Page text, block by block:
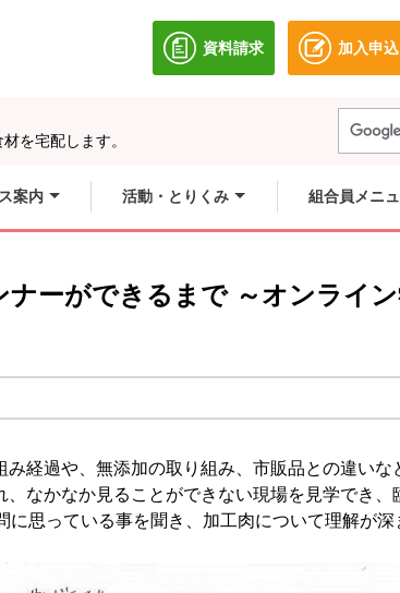
資料請求
別のウィンドウで開きます
加入申込
別のウ
を宅配します。
案内 活動・とりくみ 組合員メニ
ナーができるまで ～オンライ
経過や、無添加の取り組み、市販品との違い
なかなか見ることができない現場を見学でき、
思っている事を聞き、加工肉について理解が深